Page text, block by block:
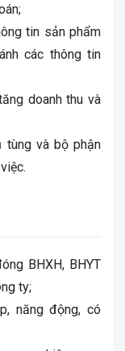
tin sản phẩm
các thông tin
doanh thu và
tùng và bộ phận
BHXH, BHYT
ng ty;
năng động, có